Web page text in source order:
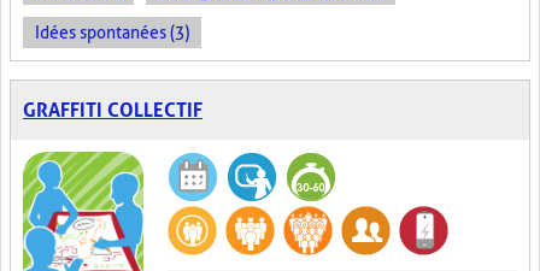
Idées spontanées (3)
GRAFFITI COLLECTIF